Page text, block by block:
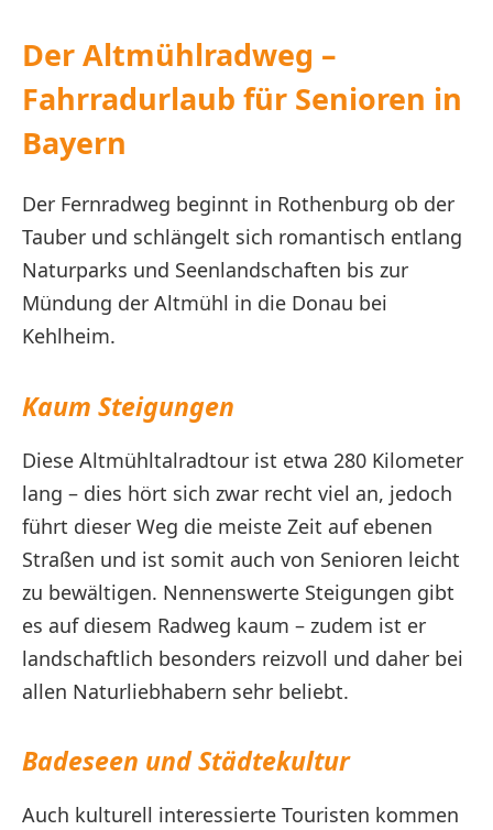
Der Altmühlradweg –
Fahrradurlaub für Senioren in
Bayern
Der Fernradweg beginnt in Rothenburg ob der
Tauber und schlängelt sich romantisch entlang
Naturparks und Seenlandschaften bis zur
Mündung der Altmühl in die Donau bei
Kehlheim.
Kaum Steigungen
Diese Altmühltalradtour ist etwa 280 Kilometer
lang – dies hört sich zwar recht viel an, jedoch
führt dieser Weg die meiste Zeit auf ebenen
Straßen und ist somit auch von Senioren leicht
zu bewältigen. Nennenswerte Steigungen gibt
es auf diesem Radweg kaum – zudem ist er
landschaftlich besonders reizvoll und daher bei
allen Naturliebhabern sehr beliebt.
Badeseen und Städtekultur
Auch kulturell interessierte Touristen kommen